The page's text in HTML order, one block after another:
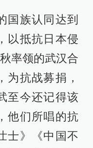
国族认同达到
以抵抗日本侵
率领的武汉合
为抗战募捐，
至今还记得该
他们所唱的抗
士》《中国不